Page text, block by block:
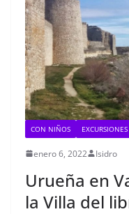
CON NIÑOS EXCURSIONES
enero 6, 2022 Isidro
Urueña en
la Villa del